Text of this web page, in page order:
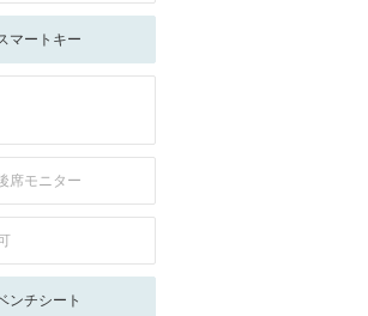
マートキー
席モニター
ンチシート